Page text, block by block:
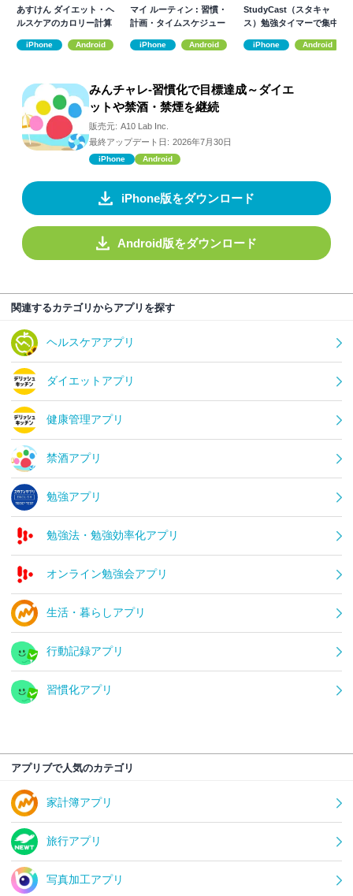
あすけん ダイエット・ヘ
ルスケアのカロリー計算
iPhone Android
マイ ルーティン : 習慣・
計画・タイムスケジュー
iPhone Android
StudyCast（スタキャ
ス）勉強タイマーで集中
iPhone Android
みんチャレ-習慣化で目標達成～ダイエ
ットや禁酒・禁煙を継続
販売元: A10 Lab Inc.
最終アップデート日: 2026年7月30日
iPhone Android
iPhone版をダウンロード
Android版をダウンロード
関連するカテゴリからアプリを探す
ヘルスケアアプリ
ダイエットアプリ
健康管理アプリ
禁酒アプリ
勉強アプリ
勉強法・勉強効率化アプリ
オンライン勉強会アプリ
生活・暮らしアプリ
行動記録アプリ
習慣化アプリ
アプリブで人気のカテゴリ
家計簿アプリ
旅行アプリ
写真加工アプリ